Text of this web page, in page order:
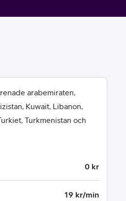
Surfplattor
arabemiraten,
Kuwait, Libanon,
Turkmenistan och
0 kr
19 kr/min